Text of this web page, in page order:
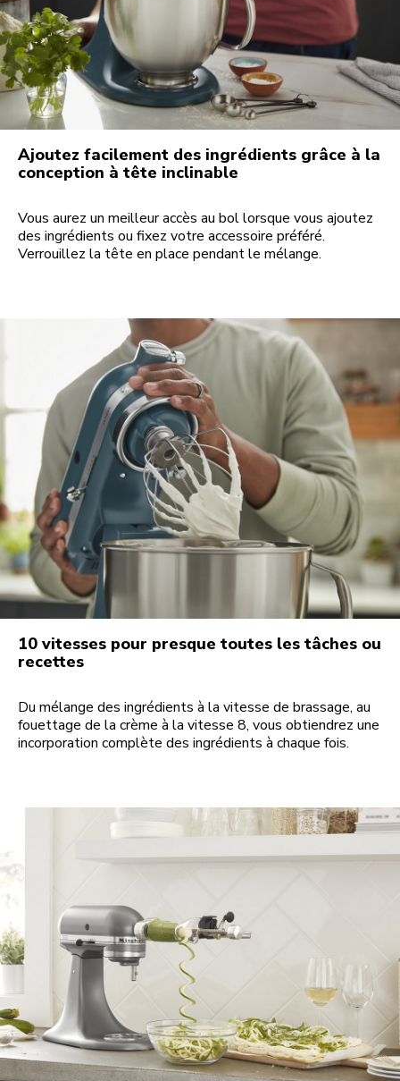
Ajoutez facilement des ingrédients grâce à la
conception à tête inclinable
Vous aurez un meilleur accès au bol lorsque vous ajoutez
des ingrédients ou fixez votre accessoire préféré.
Verrouillez la tête en place pendant le mélange.
10 vitesses pour presque toutes les tâches ou
recettes
Du mélange des ingrédients à la vitesse de brassage, au
fouettage de la crème à la vitesse 8, vous obtiendrez une
incorporation complète des ingrédients à chaque fois.